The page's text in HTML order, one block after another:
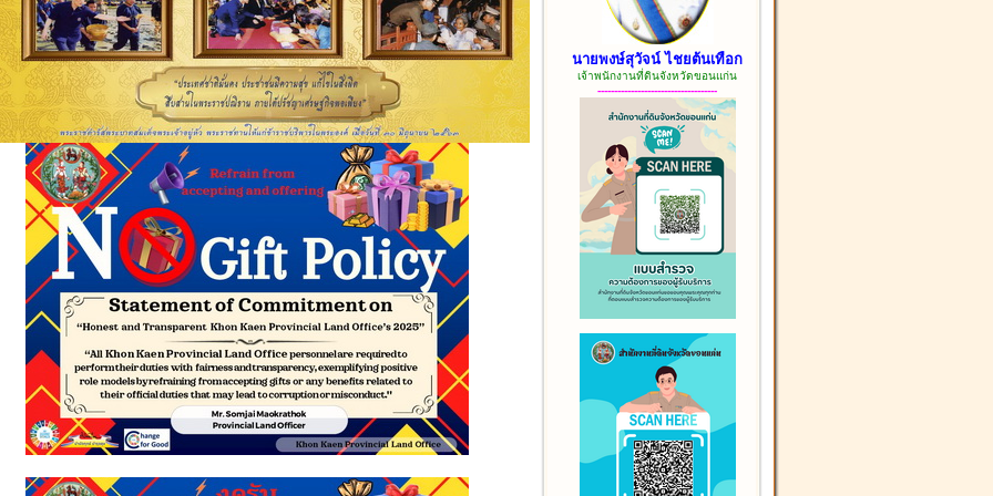
นายพงษ์สุวัจน์ ไชยต้นเทือก
เจ้าพนักงานที่ดินจังหวัดขอนแก่น
------------------------------------